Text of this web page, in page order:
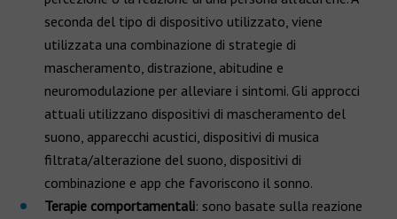
seconda del tipo di dispositivo utilizzato, viene
utilizzata una combinazione di strategie di
mascheramento, distrazione, abitudine e
neuromodulazione per alleviare i sintomi. Gli approcci
attuali utilizzano dispositivi di mascheramento del
suono, apparecchi acustici, dispositivi di musica
filtrata/alterazione del suono, dispositivi di
combinazione e app che favoriscono il sonno.
Terapie comportamentali: sono basate sulla reazione